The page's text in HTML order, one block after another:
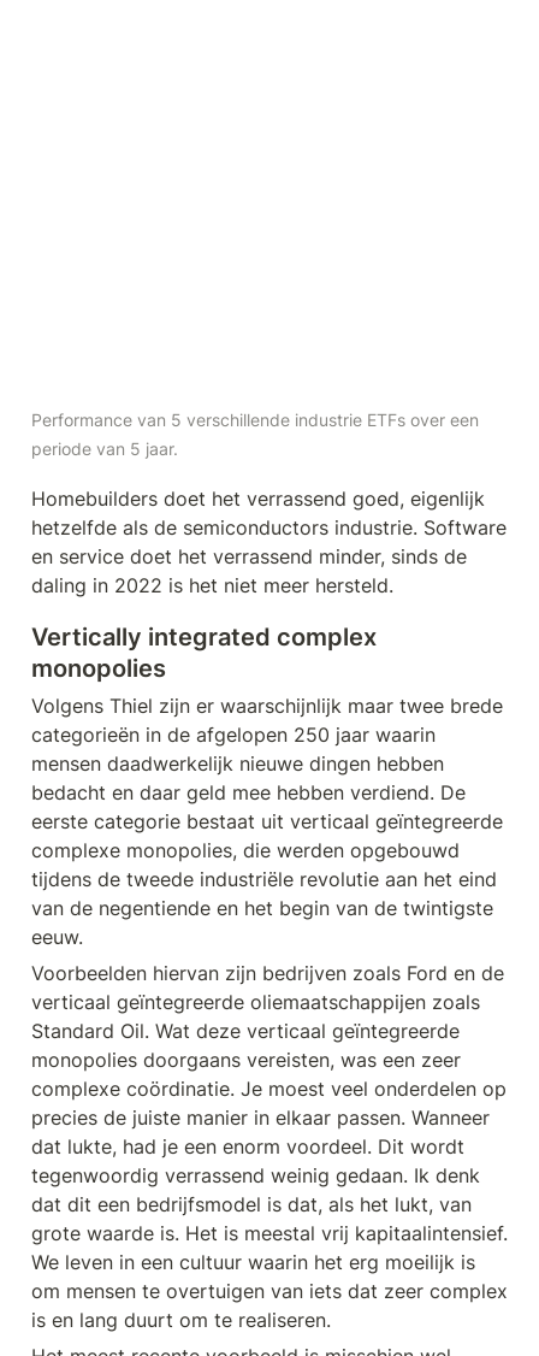
Performance van 5 verschillende industrie ETFs over een
periode van 5 jaar.
Homebuilders doet het verrassend goed, eigenlijk
hetzelfde als de semiconductors industrie. Software
en service doet het verrassend minder, sinds de
daling in 2022 is het niet meer hersteld.
Vertically integrated complex
monopolies
Volgens Thiel zijn er waarschijnlijk maar twee brede
categorieën in de afgelopen 250 jaar waarin
mensen daadwerkelijk nieuwe dingen hebben
bedacht en daar geld mee hebben verdiend. De
eerste categorie bestaat uit verticaal geïntegreerde
complexe monopolies, die werden opgebouwd
tijdens de tweede industriële revolutie aan het eind
van de negentiende en het begin van de twintigste
eeuw.
Voorbeelden hiervan zijn bedrijven zoals Ford en de
verticaal geïntegreerde oliemaatschappijen zoals
Standard Oil. Wat deze verticaal geïntegreerde
monopolies doorgaans vereisten, was een zeer
complexe coördinatie. Je moest veel onderdelen op
precies de juiste manier in elkaar passen. Wanneer
dat lukte, had je een enorm voordeel. Dit wordt
tegenwoordig verrassend weinig gedaan. Ik denk
dat dit een bedrijfsmodel is dat, als het lukt, van
grote waarde is. Het is meestal vrij kapitaalintensief.
We leven in een cultuur waarin het erg moeilijk is
om mensen te overtuigen van iets dat zeer complex
is en lang duurt om te realiseren.